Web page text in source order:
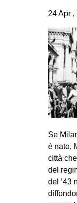
24 Apr ,
Se
è nato,
città
del
del ’43